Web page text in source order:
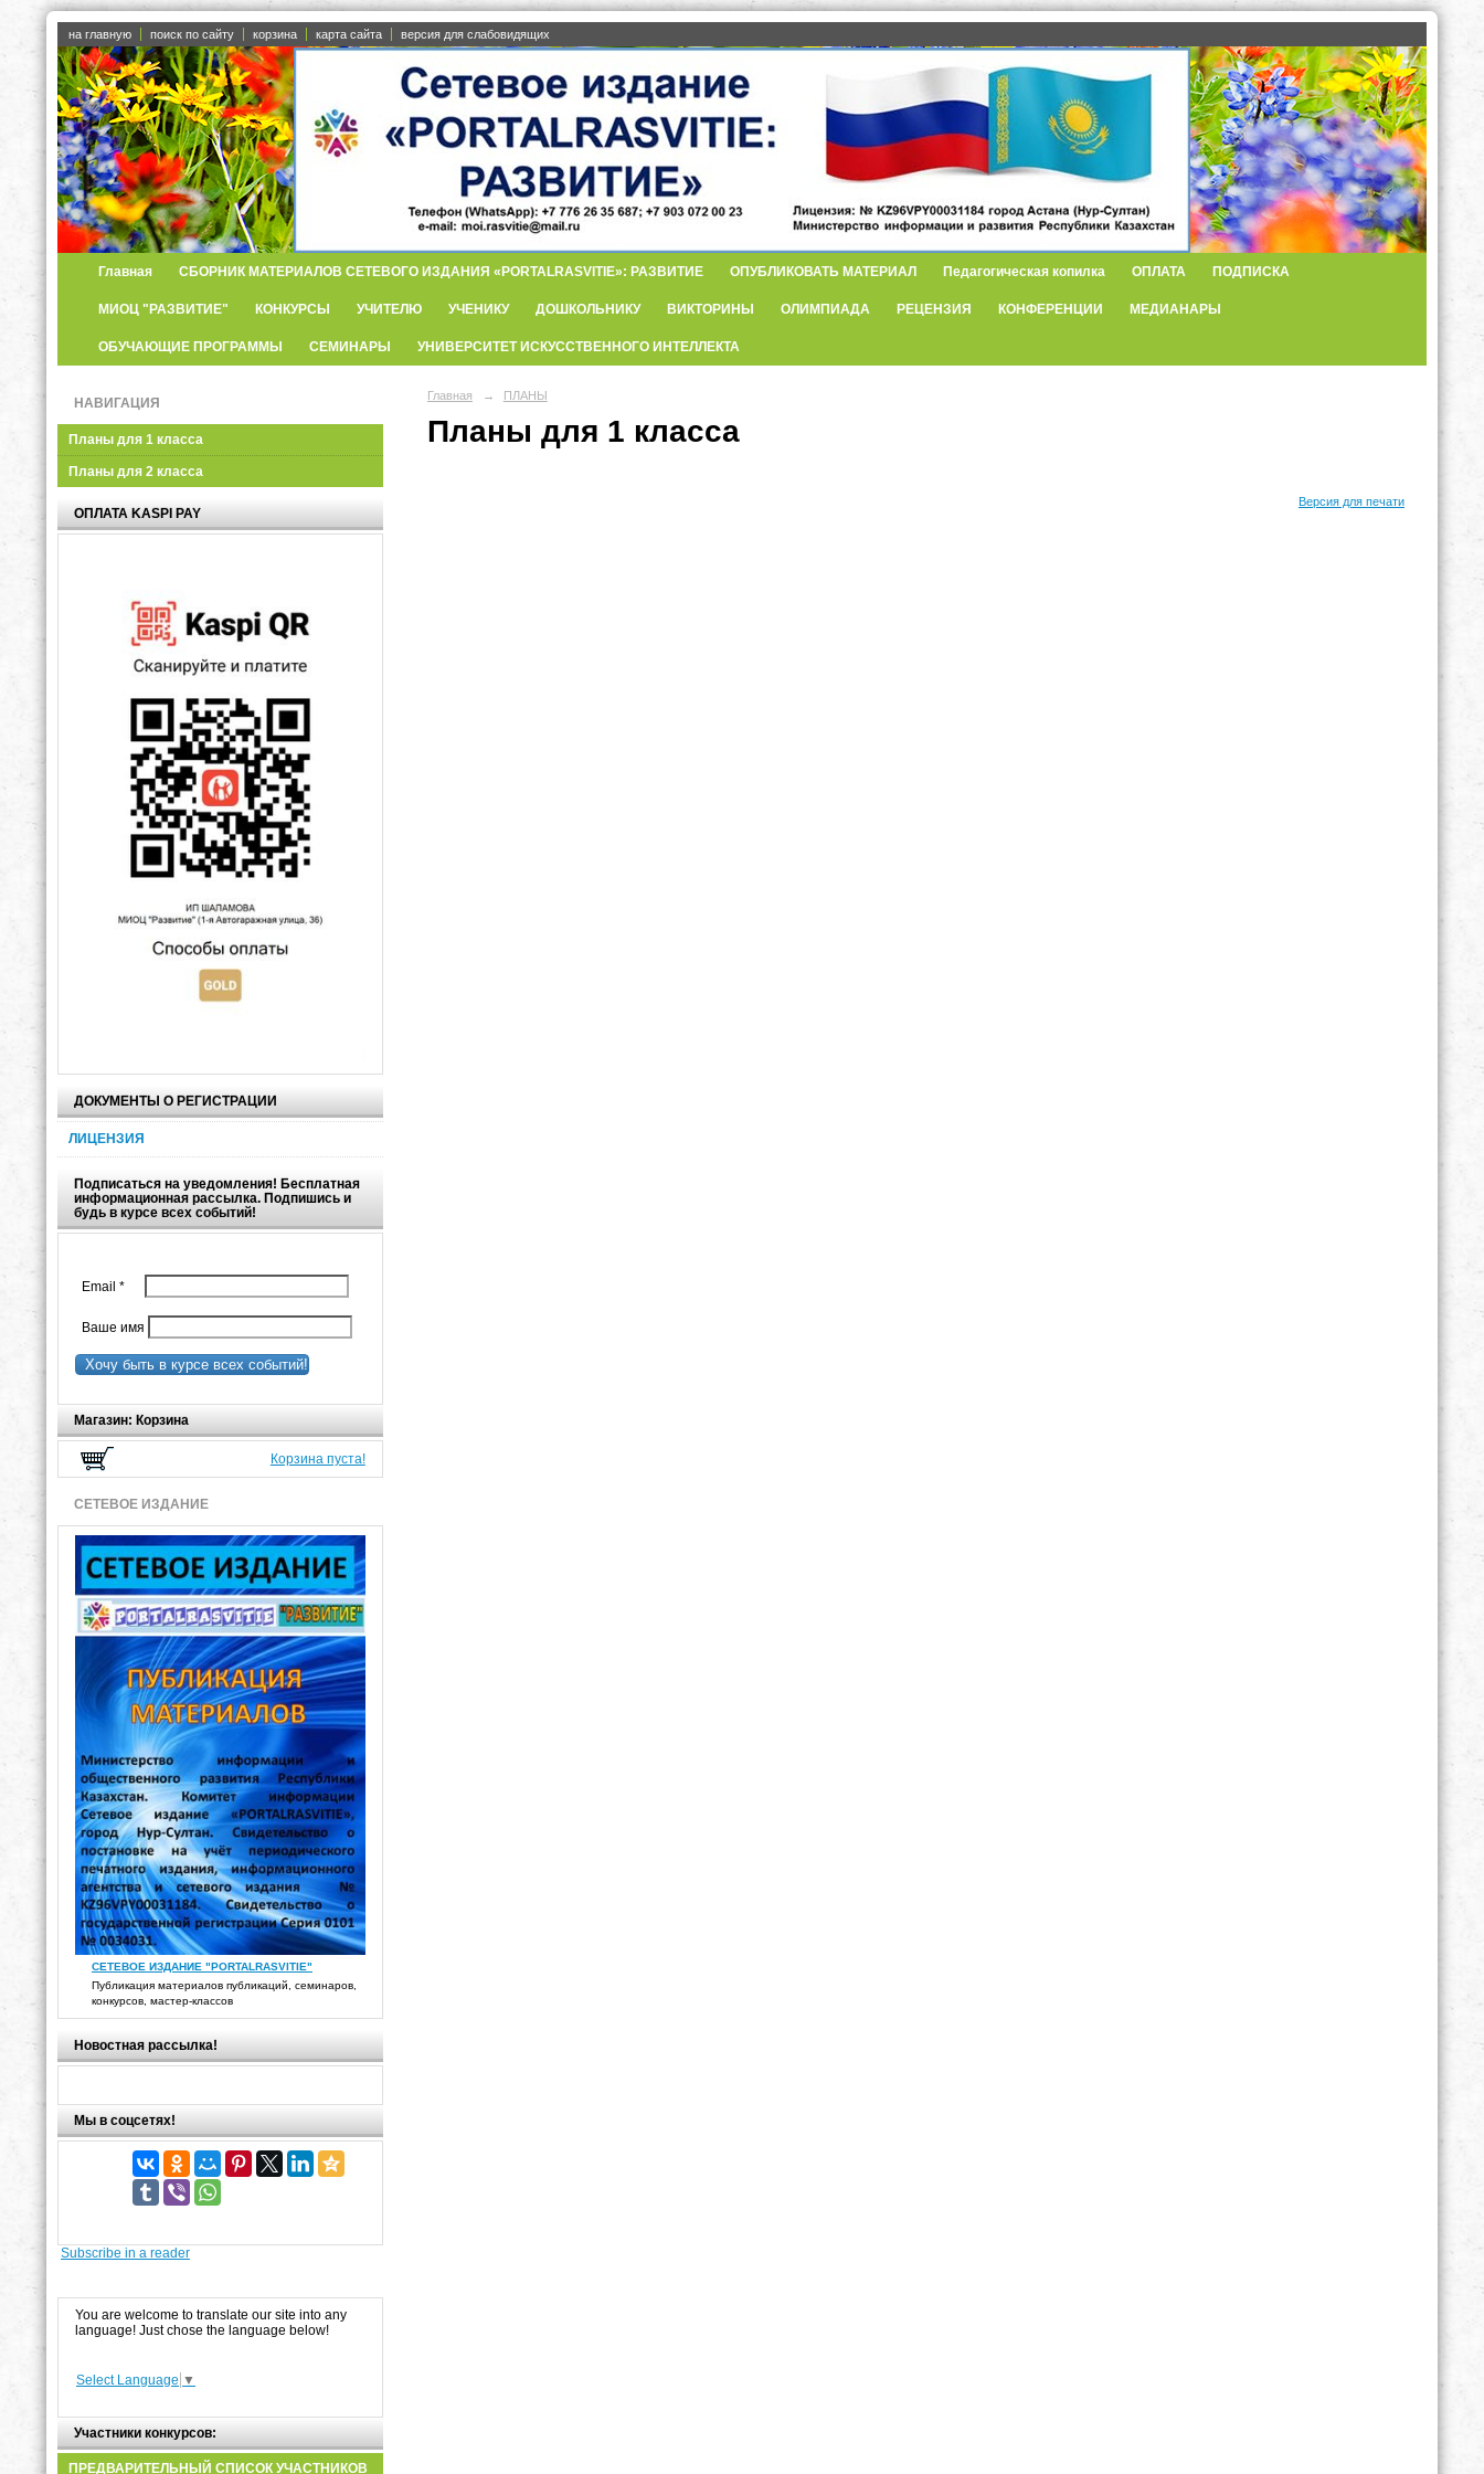
на главную поиск по сайту корзина карта сайта версия для слабовидящих
Главная СБОРНИК МАТЕРИАЛОВ СЕТЕВОГО ИЗДАНИЯ «PORTALRASVITIE»: РАЗВИТИЕ ОПУБЛИКОВАТЬ МАТЕРИАЛ Педагогическая копилка ОПЛАТА ПОДПИСКА
МИОЦ "РАЗВИТИЕ" КОНКУРСЫ УЧИТЕЛЮ УЧЕНИКУ ДОШКОЛЬНИКУ ВИКТОРИНЫ ОЛИМПИАДА РЕЦЕНЗИЯ КОНФЕРЕНЦИИ МЕДИАНАРЫ
ОБУЧАЮЩИЕ ПРОГРАММЫ СЕМИНАРЫ УНИВЕРСИТЕТ ИСКУССТВЕННОГО ИНТЕЛЛЕКТА
НАВИГАЦИЯ
Планы для 1 класса
Планы для 2 класса
ОПЛАТА KASPI PAY
ДОКУМЕНТЫ О РЕГИСТРАЦИИ
ЛИЦЕНЗИЯ
Подписаться на уведомления! Бесплатная
информационная рассылка. Подпишись и
будь в курсе всех событий!
Email *
Ваше имя
Хочу быть в курсе всех событий!
Магазин: Корзина
Корзина пуста!
СЕТЕВОЕ ИЗДАНИЕ
СЕТЕВОЕ ИЗДАНИЕ "PORTALRASVITIE"
Публикация материалов публикаций, семинаров,
конкурсов, мастер-классов
Новостная рассылка!
Мы в соцсетях!
Subscribe in a reader
You are welcome to translate our site into any
language! Just chose the language below!
Select Language ▼
Участники конкурсов:
ПРЕДВАРИТЕЛЬНЫЙ СПИСОК УЧАСТНИКОВ
Главная → ПЛАНЫ
Планы для 1 класса
Версия для печати